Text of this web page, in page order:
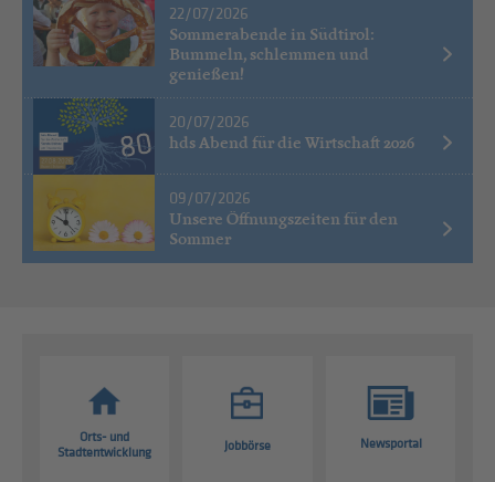
22/07/2026
Sommerabende in Südtirol:
Bummeln, schlemmen und
genießen!
20/07/2026
hds Abend für die Wirtschaft 2026
09/07/2026
Unsere Öffnungszeiten für den
Sommer
Orts- und
Stadtentwicklung
Jobbörse Newsportal